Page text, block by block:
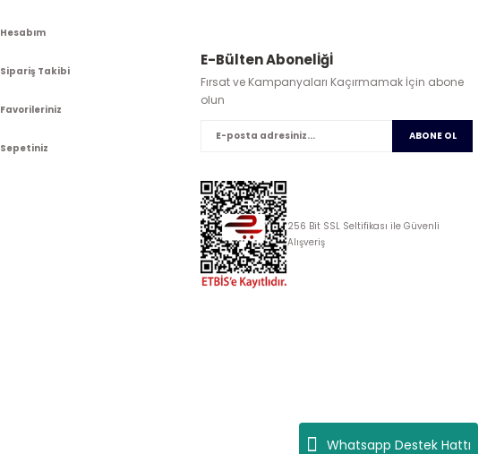
Whatsapp Destek Hattı
Hesabım
Sipariş Takibi
Favorileriniz
Sepetiniz
E-Bülten Abonelİğİ
Fırsat ve Kampanyaları Kaçırmamak İçin abone
olun
ABONE OL
256 Bit SSL Seltifikası ile Güvenli
Alışveriş